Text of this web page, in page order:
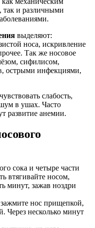
так и различными
выделяют:
носа, искривление
Так же носовое
сифилисом,
острыми инфекциями,
слабость,
в ушах. Часто
развитие анемии.
сока и четыре части
втягивайте носом,
минут, зажав ноздри
нос прищепкой,
Через несколько минут